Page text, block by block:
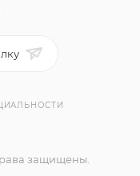
защищены.